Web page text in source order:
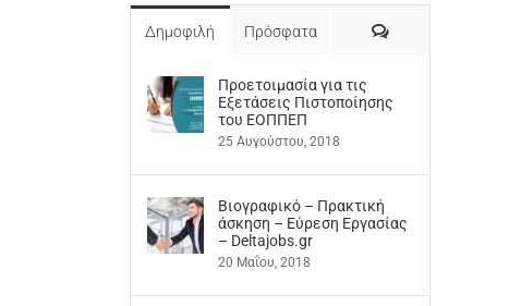
Δημοφιλή Πρόσφατα Σχόλια
Προετοιμασία για τις
Εξετάσεις Πιστοποίησης
του ΕΟΠΠΕΠ
25 Αυγούστου, 2018
Βιογραφικό – Πρακτική
άσκηση – Εύρεση Εργασίας
– Deltajobs.gr
20 Μαΐου, 2018